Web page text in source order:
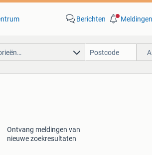
Berichten Meldingen
Ontvang meldingen van
nieuwe zoekresultaten